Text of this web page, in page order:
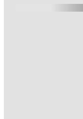
im Bild, muss